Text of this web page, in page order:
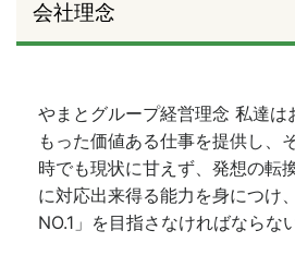
会社理念
やまとグループ経営理念 私達は
もった価値ある仕事を提供し、
時でも現状に甘えず、発想の転
に対応出来得る能力を身につけ
NO.1」を目指さなければならない